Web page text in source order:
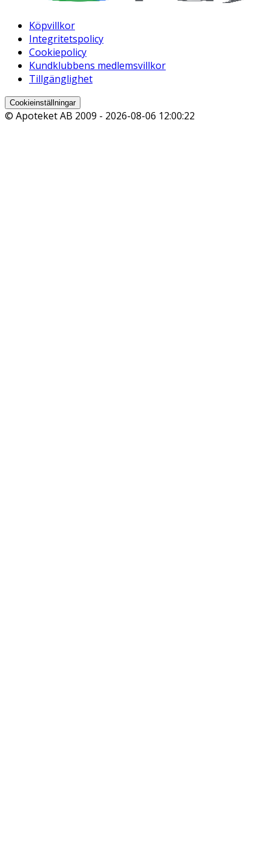
Köpvillkor
Integritetspolicy
Cookiepolicy
Kundklubbens medlemsvillkor
Tillgänglighet
Cookieinställningar
© Apoteket AB 2009 - 2026-08-06 12:00:22